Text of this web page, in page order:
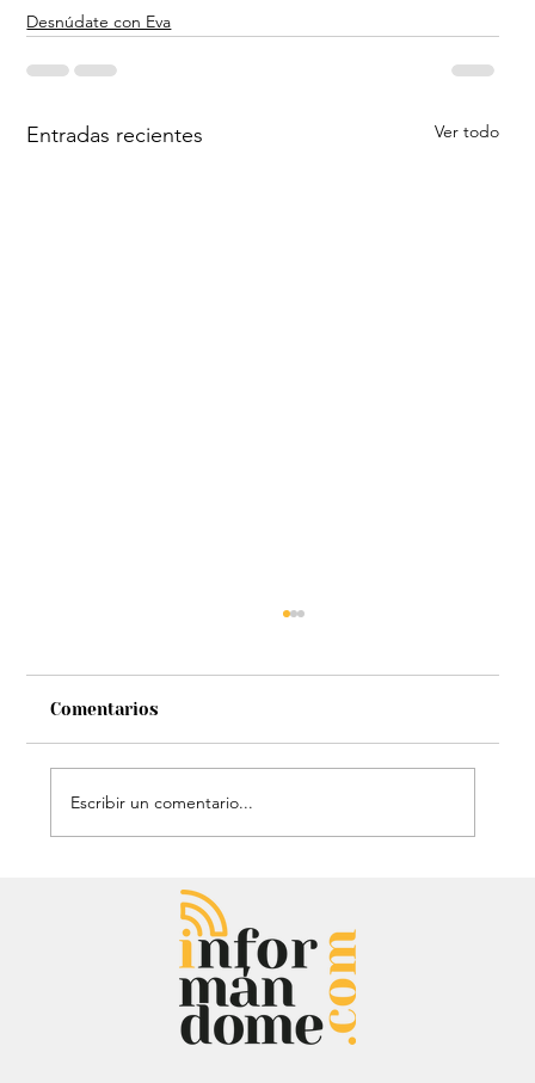
Desnúdate con Eva
Entradas recientes Ver todo
Entrevista: Sergio Fajardo y Edna
Bonilla aseguran superar las
encuestas y dar la sorpresa
Comentarios
Escribir un comentario...